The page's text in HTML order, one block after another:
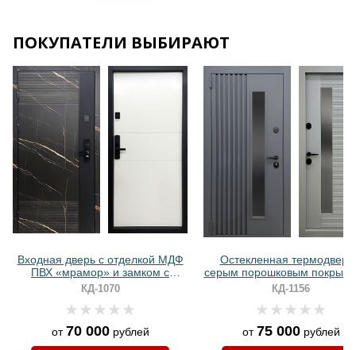
Хочу такую
ПОКУПАТЕЛИ ВЫБИРАЮТ
Входная дверь с отделкой МДФ
ПВХ «мрамор» и замком с
биометрией
КД-1070
от70 000рублей
Остекленная термодверь
серым порошковым
реечным дизайном
КД-1156
от75 000рублей